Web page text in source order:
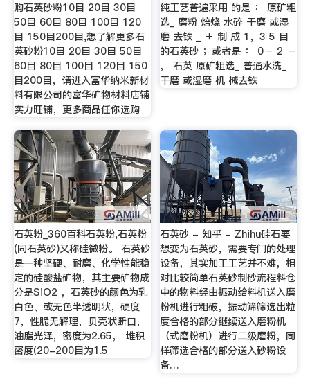
购石英砂粉10目 20目 30目
50目 60目 80目 100目 120
目 150目200目,想了解更多石
英砂粉10目 20目 30目 50目
60目 80目 100目 120目 150
目200目，请进入富华纳米新材
料有限公司的富华矿物材料店铺
实力旺铺，更多商品任你选购
纯工艺普遍采用 的是 ： 原矿粗
选_ 磨粉 焙烧 水碎 干磨 或湿
磨 去铁 _ ＋ 制 成 1，3 5 目
的石英砂 ；或者是 ： 0－ 2 －
， 石英 原矿粗选_ 普通水洗_
干磨 或湿磨 机 械去铁
石英粉_360百科石英粉,石英粉
(同石英砂)又称硅微粉。 石英砂
是一种坚硬、耐磨、化学性能稳
定的硅酸盐矿物，其主要矿物成
分是SiO2 ，石英砂的颜色为乳
白色、或无色半透明状，硬度
7，性脆无解理，贝壳状断口，
油脂光泽，密度为2.65， 堆积
密度(20-200目为1.5
石英砂 - 知乎 - Zhihu硅石要
想变为石英砂，需要专门的处理
设备，其实加工工艺并不难，相
对比较简单石英砂制砂流程料仓
中的物料经由振动给料机送入磨
粉机进行粗破，振动筛筛选出粒
度合格的部分继续送入磨粉机
（式磨粉机）进行二级磨粉，同
样筛选合格的部分送入砂粉设
备…